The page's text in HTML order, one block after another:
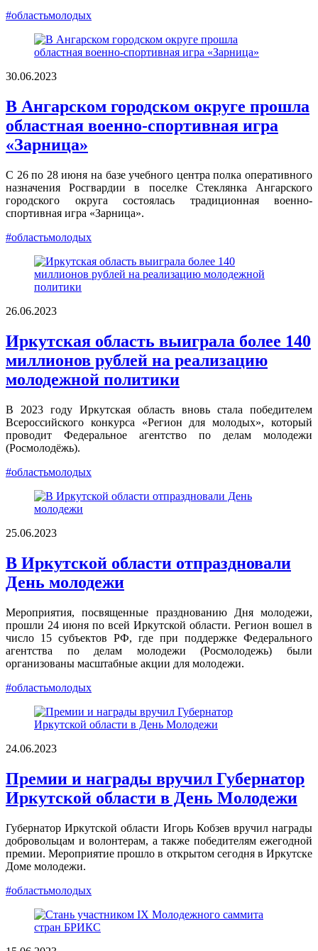
#областьмолодых
30.06.2023
В Ангарском городском округе прошла
областная военно-спортивная игра
«Зарница»
С 26 по 28 июня на базе учебного центра полка оперативного
назначения Росгвардии в поселке Стеклянка Ангарского
городского округа состоялась традиционная военно-
спортивная игра «Зарница».
#областьмолодых
26.06.2023
Иркутская область выиграла более 140
миллионов рублей на реализацию
молодежной политики
В 2023 году Иркутская область вновь стала победителем
Всероссийского конкурса «Регион для молодых», который
проводит Федеральное агентство по делам молодежи
(Росмолодёжь).
#областьмолодых
25.06.2023
В Иркутской области отпраздновали
День молодежи
Мероприятия, посвященные празднованию Дня молодежи,
прошли 24 июня по всей Иркутской области. Регион вошел в
число 15 субъектов РФ, где при поддержке Федерального
агентства по делам молодежи (Росмолодежь) были
организованы масштабные акции для молодежи.
#областьмолодых
24.06.2023
Премии и награды вручил Губернатор
Иркутской области в День Молодежи
Губернатор Иркутской области Игорь Кобзев вручил награды
добровольцам и волонтерам, а также победителям ежегодной
премии. Мероприятие прошло в открытом сегодня в Иркутске
Доме молодежи.
#областьмолодых